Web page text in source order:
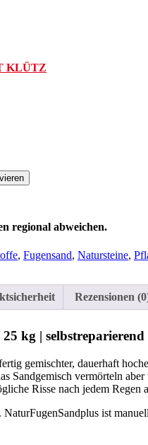
KLÜTZ
regional abweichen.
, Fugensand, Natursteine,
Rezensionen
kg | selbstreparierend
gemischter, dauerhaft
Sandgemisch vermörteln
Risse nach jedem Regen
ist